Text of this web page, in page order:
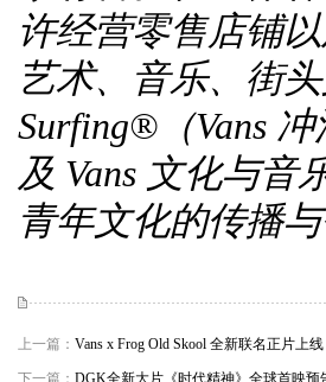
许经营零售店铺
艺术、音乐、街
Surfing® （Vans
及 Vans 文化与音
青年文化的传播
上一篇： Vans x Frog Old Skool 全新联名正片上线